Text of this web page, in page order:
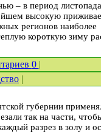
– в период
высокую
регионов наиболее
короткую зиму
0 |
|
губернии
так на части,
разрез в золу и